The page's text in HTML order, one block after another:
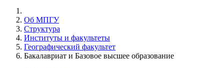
Об МПГУ
Структура
Институты и факультеты
Географический факультет
Бакалавриат и Базовое высшее образование